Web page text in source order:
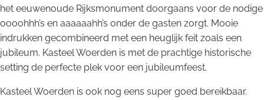
het eeuwenoude Rijksmonument doorgaans voor de nodige
oooohhh’s en aaaaaahh’s onder de gasten zorgt. Mooie
indrukken gecombineerd met een heuglijk feit zoals een
jubileum. Kasteel Woerden is met de prachtige historische
setting de perfecte plek voor een jubileumfeest.
Kasteel Woerden is ook nog eens super goed bereikbaar.